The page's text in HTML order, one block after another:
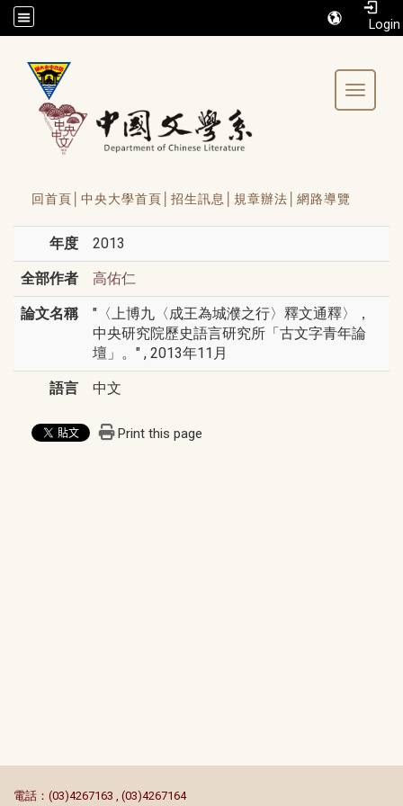
/accesskey"" title="Toolbar">:::
Toggle
回首頁│ 中央大學首頁│ 招生訊息│ 規章辦法│ 網路導覽
年度 2013
全部作者 高佑仁
論文名稱
"〈上博九〈成王為城濮之行〉釋文通釋〉，
中央研究院歷史語言研究所「古文字青年論
壇」。" , 2013年11月
語言 中文
Print this page
電話：(03)4267163 , (03)4267164